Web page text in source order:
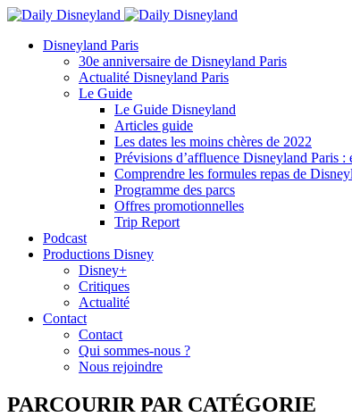
Disneyland Paris
30e anniversaire de Disneyland Paris
Actualité Disneyland Paris
Le Guide
Le Guide Disneyland
Articles guide
Les dates les moins chères de 2022
Prévisions d’affluence Disneyland Paris
Comprendre les formules repas de
Programme des parcs
Offres promotionnelles
Trip Report
Podcast
Productions Disney
Disney+
Critiques
Actualité
Contact
Contact
Qui sommes-nous ?
Nous rejoindre
PARCOURIR PAR CATÉGORIE